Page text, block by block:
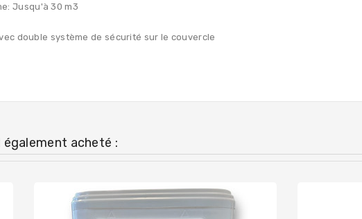
: Jusqu'à 30 m3
double système de sécurité sur le couvercle
acheté :